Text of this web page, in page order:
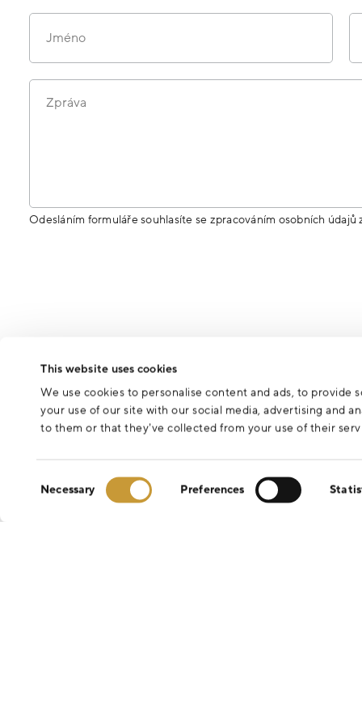
This website uses cookies
We use cookies to personalise content and ads, to provide
your use of our site with our social media, advertising and
to them or that they’ve collected from your use of their
Necessary Preferences
Jméno
Zpráva
Odesláním formuláře souhlasíte se zpracováním osobních údajů